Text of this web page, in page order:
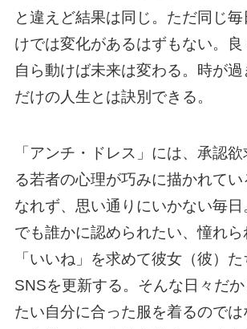
と違えど結果は同じ。ただ同じ
けでは変化があるはずもない。良
自ら動けば未来は変わる。時が
だけの人生とは訣別できる。
「アンチ・ドレス」には、承認
る若者の心理が巧みに描かれてい
なれず、思い通りにいかない毎日
でも誰かに認められたい、憧れ
「いいね」を求めて彼女（彼）
SNSを更新する。そんな日々だ
たい自分に合った服を着るので